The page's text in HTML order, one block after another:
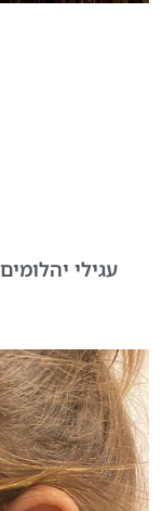
עגילי יהלומים 1 קראט (זהב לבן / אדום / צהוב)